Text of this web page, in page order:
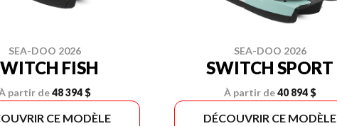
SEA-DOO 2026
FISH
partir de48 394 $
CE MODÈLE
SEA-DOO 2026
SWITCH SPORT
À partir de40 894 $
DÉCOUVRIR CE MODÈLE